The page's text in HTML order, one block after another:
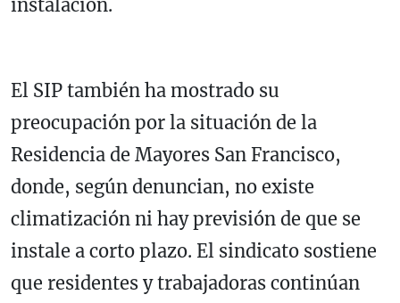
instalación.
El SIP también ha mostrado su
preocupación por la situación de la
Residencia de Mayores San Francisco,
donde, según denuncian, no existe
climatización ni hay previsión de que se
instale a corto plazo. El sindicato sostiene
que residentes y trabajadoras continúan